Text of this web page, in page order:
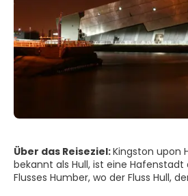
Über das Reiseziel:Kingston upon
bekannt als Hull, ist eine Hafenstadt
Flusses Humber, wo der Fluss Hull,